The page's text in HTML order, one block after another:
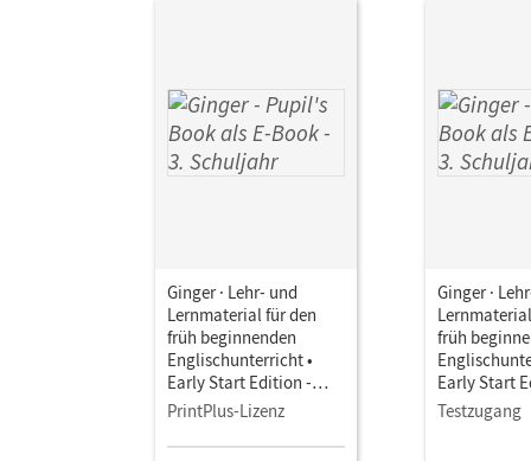
Ginger · Lehr- und
Lernmaterial für den
früh beginnenden
Englischunterricht •
Early Start Edition -
Neubearbeitung · 3.
als E-Book
PrintPlus-Lizenz
Ginger ·
früh
Early Start
Schuljahr •
Testzugang